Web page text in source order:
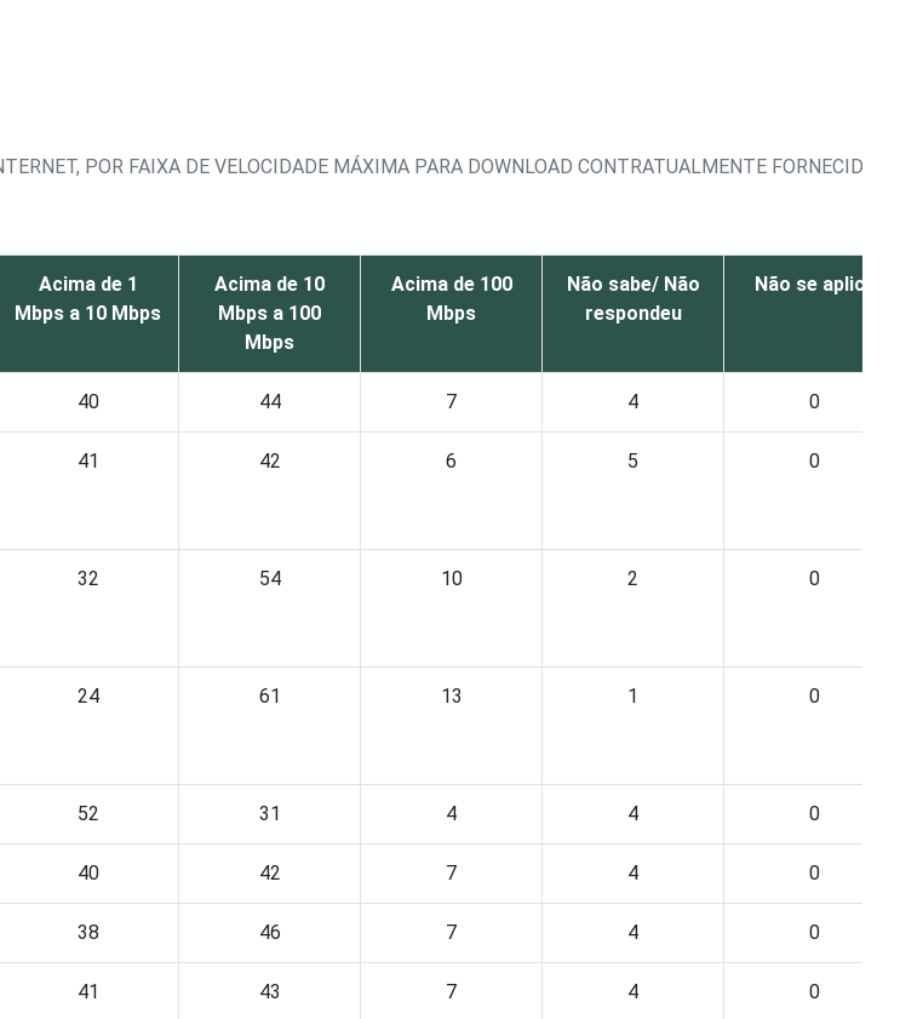
POR FAIXA DE VELOCIDADE MÁXIMA PARA DOWNLOAD CONTRATUALMENTE FORNECIDA
Acima de 1
Mbps a 10 Mbps
Acima de 10
Mbps a 100
Mbps
Acima de 100
Mbps
Não sabe/ Não
respondeu
Não se aplica
40 44 7 4 0
41 42 6 5 0
32 54 10 2 0
24 61 13 1 0
52 31 4 4 0
40 42 7 4 0
38 46 7 4 0
41 43 7 4 0